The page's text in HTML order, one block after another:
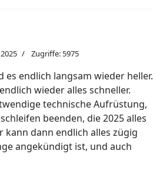
Zugriffe: 5975
endlich langsam wieder heller.
wieder alles schneller.
technische Aufrüstung,
beenden, die 2025 alles
dann endlich alles zügig
angekündigt ist, und auch